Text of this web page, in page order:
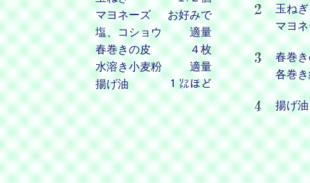
マヨネーズ
お好みで
塩、コショウ
適量
春巻きの皮
４枚
水溶き小麦粉
適量
揚げ油
１㍑ほど
玉ね
マヨ
春巻
各巻
揚げ